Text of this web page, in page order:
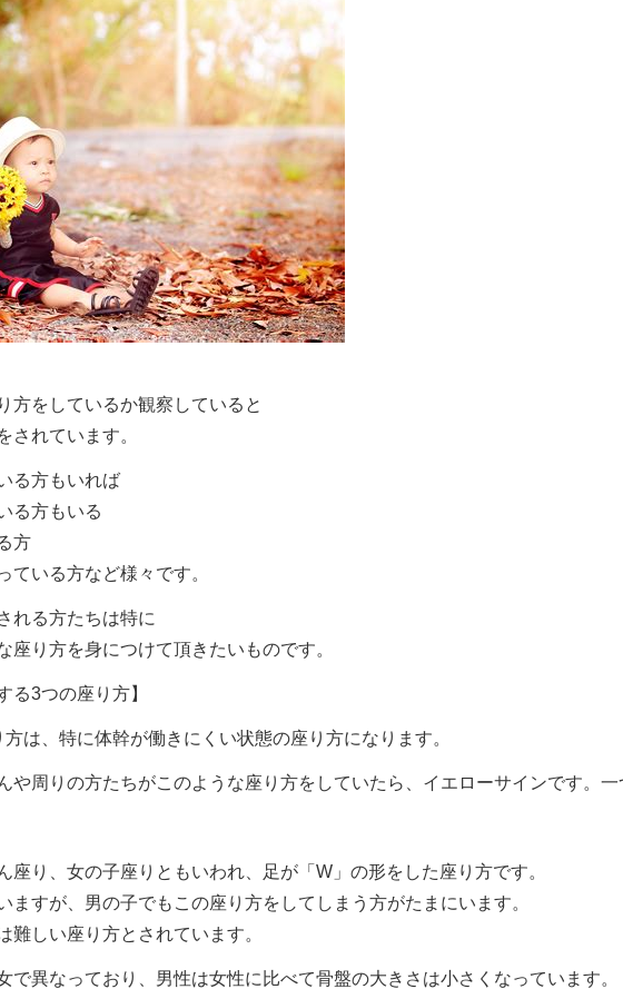
方をしているか観察していると
されています。
る方もいれば
る方もいる
方
ている方など様々です。
れる方たちは特に
座り方を身につけて頂きたいものです。
る3つの座り方】
は、特に体幹が働きにくい状態の座り方になります。
や周りの方たちがこのような座り方をしていたら、イエローサインです。
座り、女の子座りともいわれ、足が「W」の形をした座り方です。
ますが、男の子でもこの座り方をしてしまう方がたまにいます。
難しい座り方とされています。
で異なっており、男性は女性に比べて骨盤の大きさは小さくなっています。